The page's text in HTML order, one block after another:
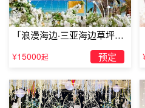
玫瑰、百合，观众
的创意道具需要准备
求婚这一话题在年
每刻都想着求婚这件
这样的念头也时时刻
具求婚?做任何事都
策划书是必不可少
可以选择环境幽静
是你们经常去的公
到，而且会更加的惊
「浪漫海边·三亚海边草坪浪
¥15000起 预定